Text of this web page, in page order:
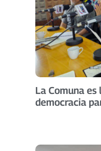
La Comuna
democracia